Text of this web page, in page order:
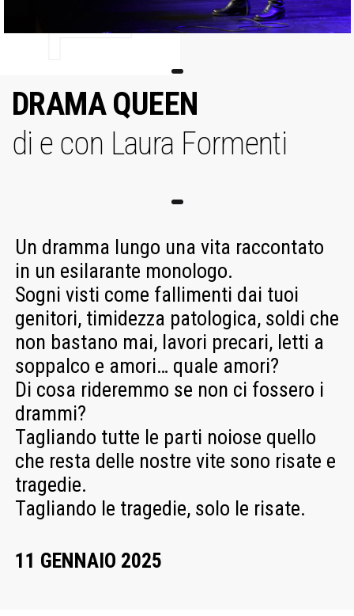
DRAMA QUEEN
di e con Laura Formenti
Un dramma lungo una vita raccontato
in un esilarante monologo.
Sogni visti come fallimenti dai tuoi
genitori, timidezza patologica, soldi che
non bastano mai, lavori precari, letti a
soppalco e amori… quale amori?
Di cosa rideremmo se non ci fossero i
drammi?
Tagliando tutte le parti noiose quello
che resta delle nostre vite sono risate e
tragedie.
Tagliando le tragedie, solo le risate.
11 GENNAIO 2025